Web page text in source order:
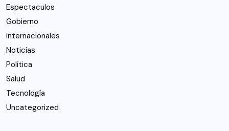
Espectaculos
Gobierno
Internacionales
Noticias
Política
Salud
Tecnología
Uncategorized